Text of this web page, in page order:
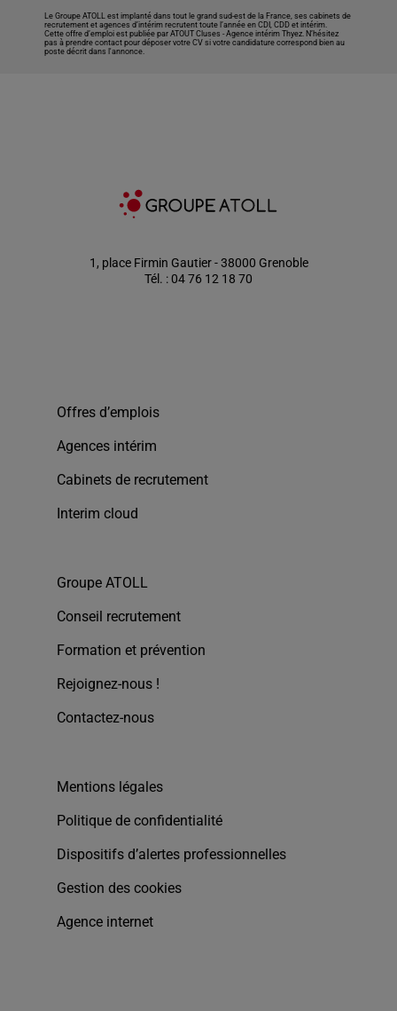
Le Groupe ATOLL est implanté dans tout le grand sud-est de la France, ses cabinets de
recrutement et agences d’intérim recrutent toute l’année en CDI, CDD et intérim.
Cette offre d’emploi est publiée par ATOUT Cluses -Agence intérim Thyez. N’hésitez
pas à prendre contact pour déposer votre CV si votre candidature correspond bien au
poste décrit dans l'annonce.
1, place Firmin Gautier - 38000 Grenoble
Tél. : 04 76 12 18 70
Offres d’emplois
Agences intérim
Cabinets de recrutement
Interim cloud
Groupe ATOLL
Conseil recrutement
Formation et prévention
Rejoignez-nous !
Contactez-nous
Mentions légales
Politique de confidentialité
Dispositifs d’alertes professionnelles
Gestion des cookies
Agence internet